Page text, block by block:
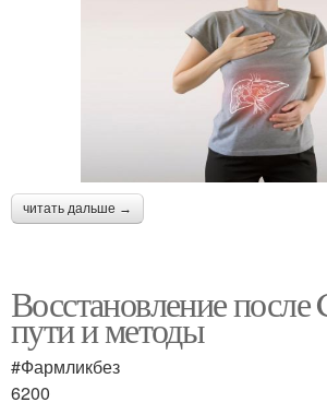
читать дальше →
Восстановление
пути и методы
#Фармликбез
6200